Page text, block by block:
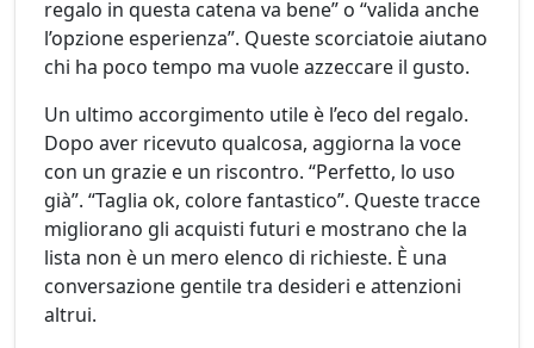
regalo in questa catena va bene” o “valida anche
l’opzione esperienza”. Queste scorciatoie aiutano
chi ha poco tempo ma vuole azzeccare il gusto.
Un ultimo accorgimento utile è l’eco del regalo.
Dopo aver ricevuto qualcosa, aggiorna la voce
con un grazie e un riscontro. “Perfetto, lo uso
già”. “Taglia ok, colore fantastico”. Queste tracce
migliorano gli acquisti futuri e mostrano che la
lista non è un mero elenco di richieste. È una
conversazione gentile tra desideri e attenzioni
altrui.